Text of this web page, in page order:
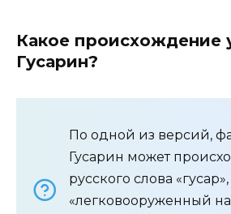
Какое происхождение
Гусарин?
По одной из версий,
Гусарин может
русского слова
«легковооруженный